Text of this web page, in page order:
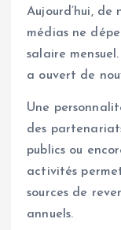
Aujourd’hui, de
médias ne
salaire
a ouvert de
Une
des
publics ou
activités
sources de
annuels.